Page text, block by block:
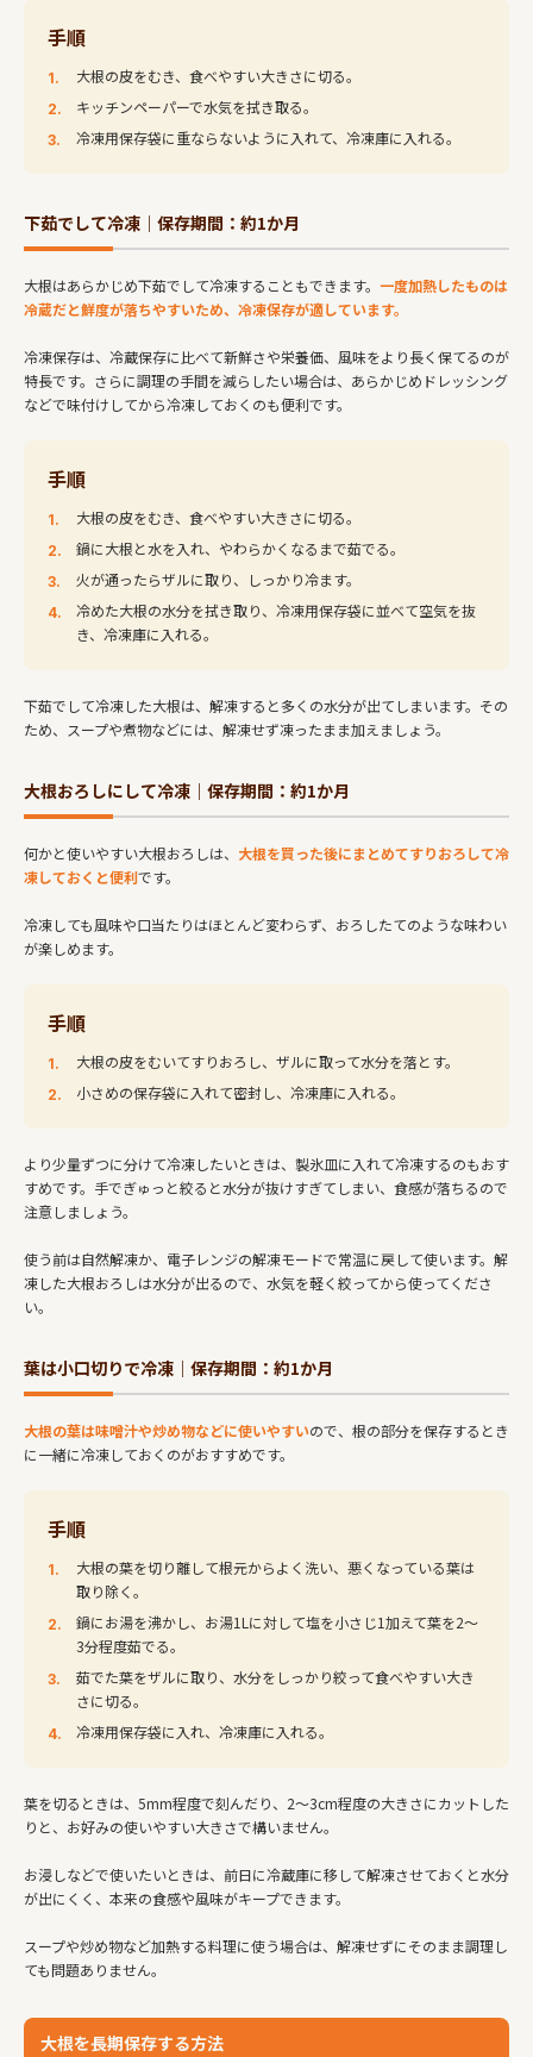
手順
大根の皮をむき、食べやすい大きさに切る。
キッチンペーパーで水気を拭き取る。
冷凍用保存袋に重ならないように入れて、冷凍庫に入れる。
下茹でして冷凍｜保存期間：約1か月
大根はあらかじめ下茹でして冷凍することもできます。 一度加熱したものは
冷蔵だと鮮度が落ちやすいため、冷凍保存が適しています。
冷凍保存は、冷蔵保存に比べて新鮮さや栄養価、風味をより長く保てるのが
特長です。さらに調理の手間を減らしたい場合は、あらかじめドレッシング
などで味付けしてから冷凍しておくのも便利です。
手順
大根の皮をむき、食べやすい大きさに切る。
鍋に大根と水を入れ、やわらかくなるまで茹でる。
火が通ったらザルに取り、しっかり冷ます。
冷めた大根の水分を拭き取り、冷凍用保存袋に並べて空気を抜
き、冷凍庫に入れる。
下茹でして冷凍した大根は、解凍すると多くの水分が出てしまいます。その
ため、スープや煮物などには、解凍せず凍ったまま加えましょう。
大根おろしにして冷凍｜保存期間：約1か月
何かと使いやすい大根おろしは、 大根を買った後にまとめてすりおろして冷
凍しておくと便利です。
冷凍しても風味や口当たりはほとんど変わらず、おろしたてのような味わい
が楽しめます。
手順
大根の皮をむいてすりおろし、ザルに取って水分を落とす。
小さめの保存袋に入れて密封し、冷凍庫に入れる。
より少量ずつに分けて冷凍したいときは、製氷皿に入れて冷凍するのもおす
すめです。手でぎゅっと絞ると水分が抜けすぎてしまい、食感が落ちるので
注意しましょう。
使う前は自然解凍か、電子レンジの解凍モードで常温に戻して使います。解
凍した大根おろしは水分が出るので、水気を軽く絞ってから使ってくださ
い。
葉は小口切りで冷凍｜保存期間：約1か月
大根の葉は味噌汁や炒め物などに使いやすいので、根の部分を保存するとき
に一緒に冷凍しておくのがおすすめです。
手順
大根の葉を切り離して根元からよく洗い、悪くなっている葉は
取り除く。
鍋にお湯を沸かし、お湯1Lに対して塩を小さじ1加えて葉を2～
3分程度茹でる。
茹でた葉をザルに取り、水分をしっかり絞って食べやすい大き
さに切る。
冷凍用保存袋に入れ、冷凍庫に入れる。
葉を切るときは、5mm程度で刻んだり、2～3cm程度の大きさにカットした
りと、お好みの使いやすい大きさで構いません。
お浸しなどで使いたいときは、前日に冷蔵庫に移して解凍させておくと水分
が出にくく、本来の食感や風味がキープできます。
スープや炒め物など加熱する料理に使う場合は、解凍せずにそのまま調理し
ても問題ありません。
大根を長期保存する方法